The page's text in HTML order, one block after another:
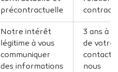
précontractuelle
Notre intérêt
légitime à vous
communiquer
des informations
3 ans à
de votre
contact
nous